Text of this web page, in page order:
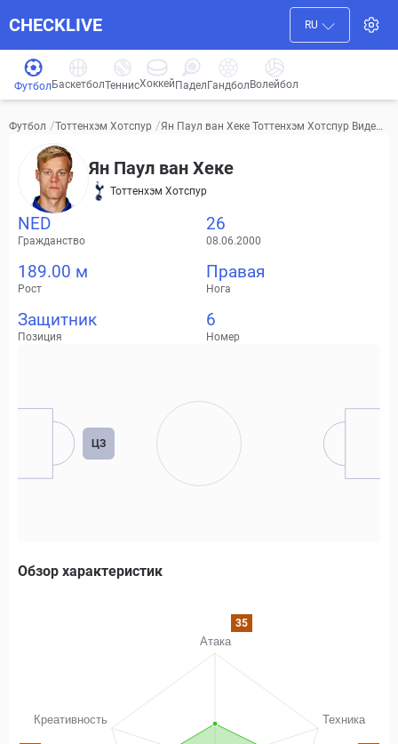
CHECKLIVE RU
Футбол БаскетболТеннисХоккей ПаделГандбол Волейбол
Футбол /Тоттенхэм Хотспур /Ян Паул ван Хеке Тоттенхэм Хотспур Видео,
Ян Паул ван Хеке
Тоттенхэм Хотспур
NED
Гражданство
26
08.06.2000
189.00 м
Рост
Правая
Нога
Защитник
Позиция
6
Номер
ЦЗ
Обзор характеристик
35